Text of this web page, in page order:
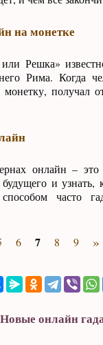
на монетке
Решка»
Рима. Когда
получал
онлайн –
будущего и
часто
6 7 8 9 »
Новые онлайн